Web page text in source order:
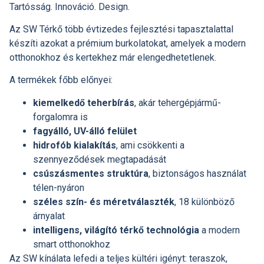
Tartósság. Innováció. Design.
Az SW Térkő több évtizedes fejlesztési tapasztalattal
készíti azokat a prémium burkolatokat, amelyek a modern
otthonokhoz és kertekhez már elengedhetetlenek.
A termékek főbb előnyei:
kiemelkedő teherbírás, akár tehergépjármű-
forgalomra is
fagyálló, UV-álló felület
hidrofób kialakítás, ami csökkenti a
szennyeződések megtapadását
csúszásmentes struktúra, biztonságos használat
télen-nyáron
széles szín- és méretválaszték, 18 különböző
árnyalat
intelligens, világító térkő technológia a modern
smart otthonokhoz
Az SW kínálata lefedi a teljes kültéri igényt: teraszok,